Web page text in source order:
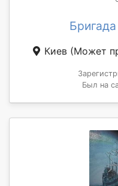
Киев (Может
Был на